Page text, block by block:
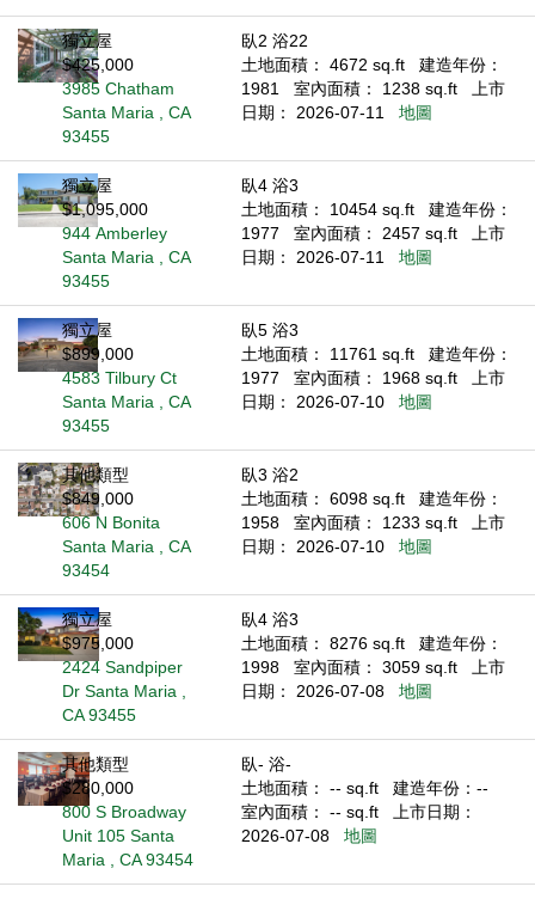
獨立屋
$425,000
3985 Chatham
Santa Maria , CA
93455
臥2 浴22
土地面積： 4672 sq.ft
建造年份：
1981
室內面積： 1238 sq.ft
上市
日期： 2026-07-11
地圖
獨立屋
$1,095,000
944 Amberley
Santa Maria , CA
93455
臥4 浴3
土地面積： 10454 sq.ft
建造年份：
1977
室內面積： 2457 sq.ft
上市
日期： 2026-07-11
地圖
獨立屋
$899,000
4583 Tilbury Ct
Santa Maria , CA
93455
臥5 浴3
土地面積： 11761 sq.ft
建造年份：
1977
室內面積： 1968 sq.ft
上市
日期： 2026-07-10
地圖
其他類型
$849,000
606 N Bonita
Santa Maria , CA
93454
臥3 浴2
土地面積： 6098 sq.ft
建造年份：
1958
室內面積： 1233 sq.ft
上市
日期： 2026-07-10
地圖
獨立屋
$975,000
2424 Sandpiper
Dr Santa Maria ,
CA 93455
臥4 浴3
土地面積： 8276 sq.ft
建造年份：
1998
室內面積： 3059 sq.ft
上市
日期： 2026-07-08
地圖
其他類型
$280,000
800 S Broadway
Unit 105 Santa
Maria , CA 93454
臥- 浴-
土地面積： -- sq.ft
建造年份：--
室內面積： -- sq.ft
上市日期：
2026-07-08
地圖